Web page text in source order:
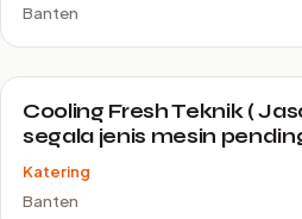
Banten
Cooling Fresh Teknik (
segala jenis mesin
Katering
Banten